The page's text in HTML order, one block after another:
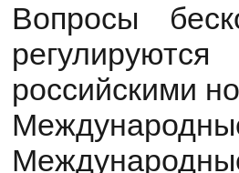
Вопросы
российскими